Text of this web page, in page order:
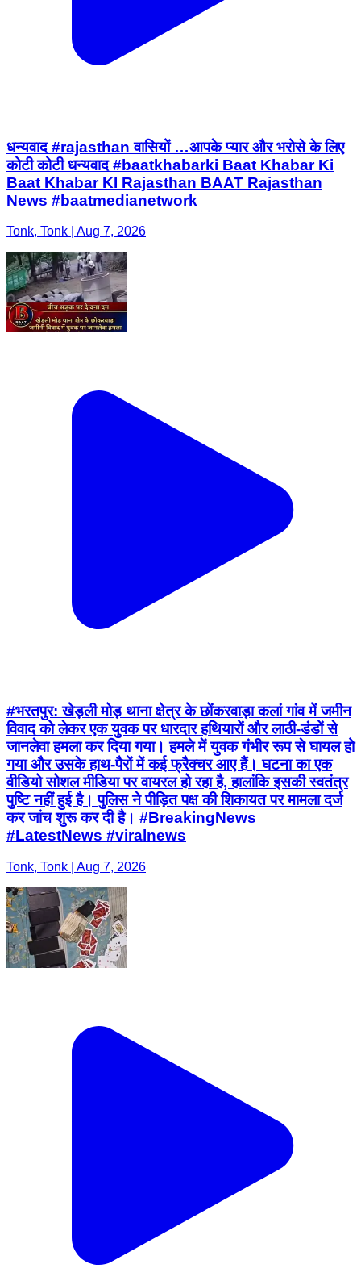
धन्यवाद #rajasthan वासियों …आपके प्यार और भरोसे के लिए
कोटी कोटी धन्यवाद #baatkhabarki Baat Khabar Ki
Baat Khabar KI Rajasthan BAAT Rajasthan
News #baatmedianetwork
Tonk, Tonk | Aug 7, 2026
#भरतपुर: खेड़ली मोड़ थाना क्षेत्र के छोंकरवाड़ा कलां गांव में जमीन
विवाद को लेकर एक युवक पर धारदार हथियारों और लाठी-डंडों से
जानलेवा हमला कर दिया गया। हमले में युवक गंभीर रूप से घायल हो
गया और उसके हाथ-पैरों में कई फ्रैक्चर आए हैं। घटना का एक
वीडियो सोशल मीडिया पर वायरल हो रहा है, हालांकि इसकी स्वतंत्र
पुष्टि नहीं हुई है। पुलिस ने पीड़ित पक्ष की शिकायत पर मामला दर्ज
कर जांच शुरू कर दी है। #BreakingNews
#LatestNews #viralnews
Tonk, Tonk | Aug 7, 2026